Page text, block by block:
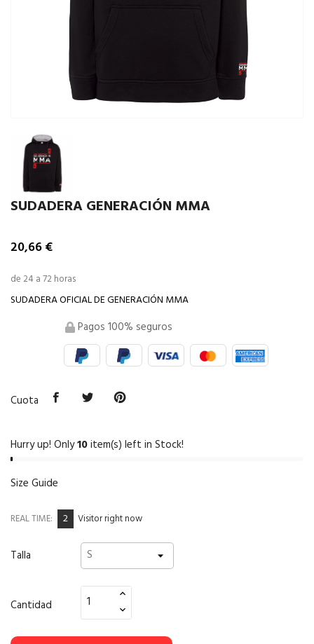
SUDADERA GENERACIÓN MMA
20,66 €
de 24 a 72 horas
SUDADERA OFICIAL DE GENERACIÓN MMA
Pagos 100% seguros
Cuota
Hurry up! Only10item(s) left in Stock!
Size Guide
REAL TIME: 2 Visitor right now
Talla
Cantidad